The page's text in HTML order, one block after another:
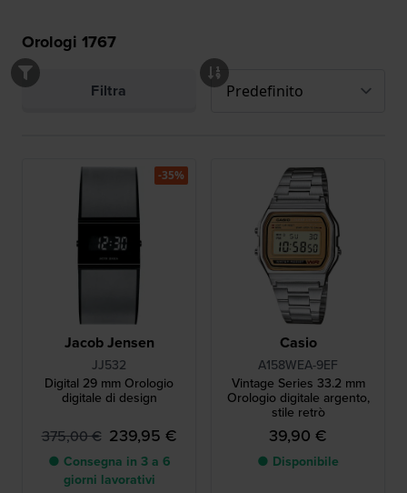
Orologi 1767
Filtra
Jacob Jensen
JJ532
Digital 29 mm Orologio
digitale di design
375,00 € 239,95 €
● Consegna in 3 a 6
giorni lavorativi
-35%
Casio
A158WEA-9EF
Vintage Series 33.2 mm
Orologio digitale argento,
stile retrò
39,90 €
● Disponibile